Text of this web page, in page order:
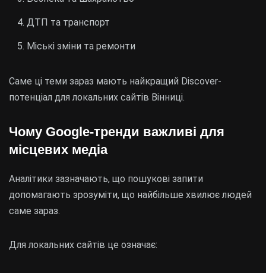
ДТП та транспорт
Міські зміни та ремонти
Саме ці теми зараз мають найкращий Discover-
потенціал для локальних сайтів Вінниці.
Чому Google-тренди важливі для
місцевих медіа
Аналітики зазначають, що пошукові запити
допомагають зрозуміти, що найбільше хвилює людей
саме зараз.
Для локальних сайтів це означає: